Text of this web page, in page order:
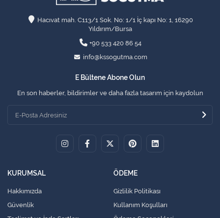
Hacıvat mah. C113/1 Sok. No: 1/1 İç kapı No: 1, 16290
Yıldırım/Bursa
+90 533 420 86 54
info@kssogutma.com
E Bültene Abone Olun
En son haberler, bildirimler ve daha fazla tasarım için kaydolun
KURUMSAL
Hakkımızda
Güvenlik
ÖDEME
Gizlilik Politikası
Kullanım Koşulları